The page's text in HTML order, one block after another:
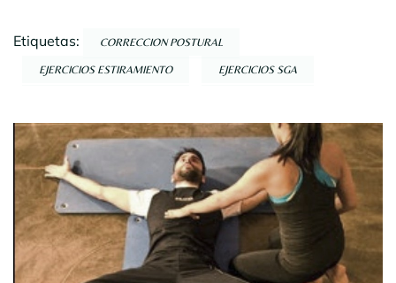
Etiquetas: CORRECCION POSTURAL
EJERCICIOS ESTIRAMIENTO EJERCICIOS SGA
Navegación
por
entradas